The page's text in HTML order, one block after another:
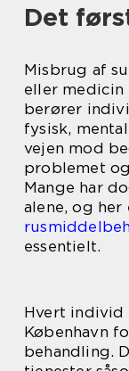
Det
Misbrug af
eller medicin
berører
fysisk,
vejen mod
problemet
Mange har
alene, og her
essentielt.
Hvert individ
København
behandling.